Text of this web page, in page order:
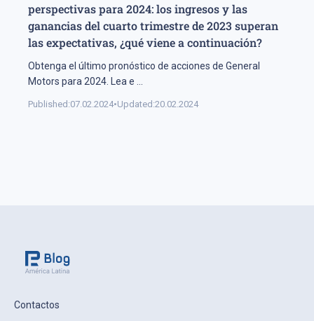
perspectivas para 2024: los ingresos y las
ganancias del cuarto trimestre de 2023 superan
las expectativas, ¿qué viene a continuación?
Obtenga el último pronóstico de acciones de General
Motors para 2024. Lea e
Published:07.02.2024•Updated:20.02.2024
Contactos